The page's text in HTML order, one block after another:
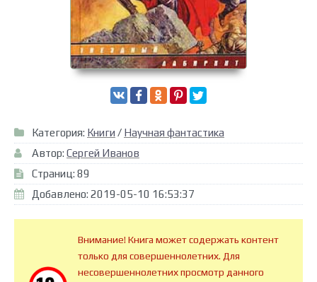
Категория: Книги / Научная фантастика
Автор: Сергей Иванов
Страниц: 89
Добавлено: 2019-05-10 16:53:37
Внимание! Книга может содержать контент
только для совершеннолетних. Для
несовершеннолетних просмотр данного